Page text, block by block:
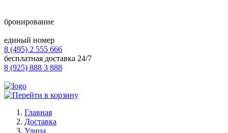
бронирование
единый номер
8 (495) 2 555 666
бесплатная доставка 24/7
8 (925) 888 3 888
Главная
Доставка
Улица